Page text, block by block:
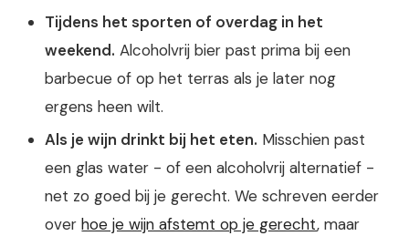
Tijdens het sporten of overdag in het
weekend. Alcoholvrij bier past prima bij een
barbecue of op het terras als je later nog
ergens heen wilt.
Als je wijn drinkt bij het eten. Misschien past
een glas water - of een alcoholvrij alternatief -
net zo goed bij je gerecht. We schreven eerder
overhoe je wijn afstemt op je gerecht, maar